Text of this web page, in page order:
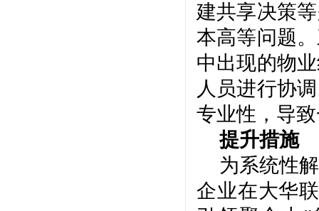
建共享决策
本高等问题
中出现的物
人员进行协
专业性，导
提升措施
为系统性
企业在大华